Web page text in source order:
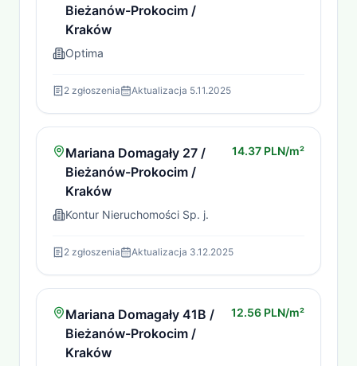
Bieżanów-Prokocim /
Kraków
Optima
2 zgłoszenia Aktualizacja 5.11.2025
Mariana Domagały 27 /
Bieżanów-Prokocim /
Kraków
Kontur Nieruchomości Sp. j.
14.37 PLN/m²
2 zgłoszenia Aktualizacja 3.12.2025
Mariana Domagały 41B /
Bieżanów-Prokocim /
Kraków
12.56 PLN/m²